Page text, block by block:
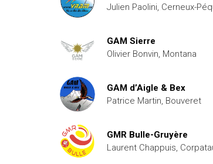
Julien Paolini, Cerneux-
GAM Sierre
Olivier Bonvin, Montana
GAM d’Aigle & Bex
Patrice Martin, Bouveret
GMR Bulle-Gruyère
Laurent Chappuis,